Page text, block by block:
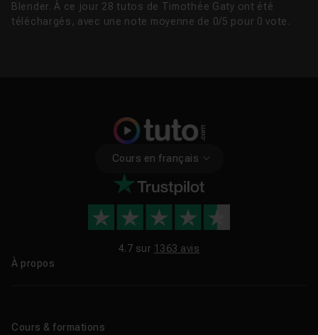
Blender. À ce jour 28 tutos de Timothée Gaty ont été
téléchargés, avec une note moyenne de 0/5 pour 0 vote.
Cours en français
4.7 sur 1363 avis
À propos
Cours & formations